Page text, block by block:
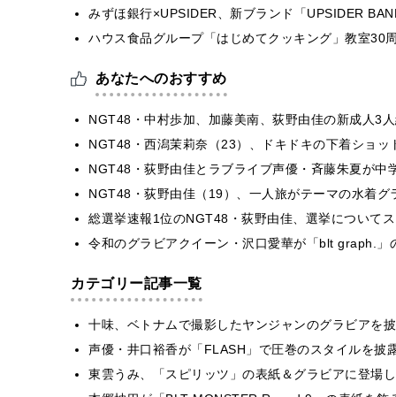
みずほ銀行×UPSIDER、新ブランド「UPSIDER
ハウス食品グループ「はじめてクッキング」教室
あなたへのおすすめ
NGT48・中村歩加、加藤美南、荻野由佳の新成人3
NGT48・西潟茉莉奈（23）、ドキドキの下着ショ
NGT48・荻野由佳とラブライブ声優・斉藤朱夏が中
NGT48・荻野由佳（19）、一人旅がテーマの水着
総選挙速報1位のNGT48・荻野由佳、選挙について
令和のグラビアクイーン・沢口愛華が「blt graph.」
カテゴリー記事一覧
十味、ベトナムで撮影したヤンジャンのグラビアを
声優・井口裕香が「FLASH」で圧巻のスタイルを
東雲うみ、「スピリッツ」の表紙＆グラビアに登場